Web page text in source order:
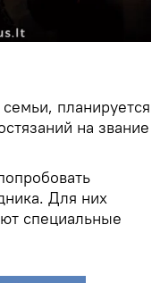
планируется
на звание
Для них
специальные